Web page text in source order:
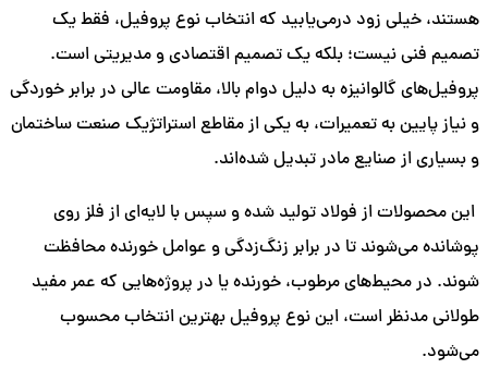
هستند، خیلی زود درمی‌یابید که انتخاب نوع پروفیل، فقط یک
تصمیم فنی نیست؛ بلکه یک تصمیم اقتصادی و مدیریتی است.
پروفیل‌های گالوانیزه به دلیل دوام بالا، مقاومت عالی در برابر خوردگی
و نیاز پایین به تعمیرات، به یکی از مقاطع استراتژیک صنعت ساختمان
و بسیاری از صنایع مادر تبدیل شده‌اند.
این محصولات از فولاد تولید شده و سپس با لایه‌ای از فلز روی
پوشانده می‌شوند تا در برابر زنگ‌زدگی و عوامل خورنده محافظت
شوند. در محیط‌های مرطوب، خورنده یا در پروژه‌هایی که عمر مفید
طولانی مدنظر است، این نوع پروفیل بهترین انتخاب محسوب
می‌شود.